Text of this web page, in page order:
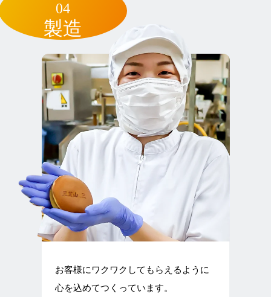
04
製造
お客様にワクワクしてもらえるように
心を込めてつくっています。